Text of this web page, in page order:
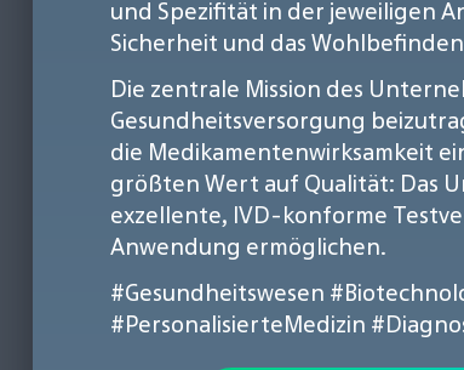
und Spezifität in der jeweiligen
Sicherheit und das
Die zentrale Mission des
Gesundheitsversorgung
die Medikamentenwirksamkeit
größten Wert auf Qualität: Das
exzellente, IVD-konforme
Anwendung ermöglichen.
#Gesundheitswesen
#PersonalisierteMedizin